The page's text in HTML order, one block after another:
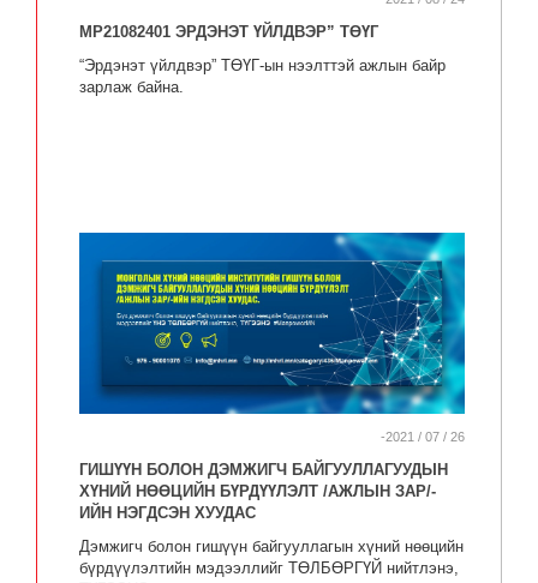
MP21082401 ЭРДЭНЭТ ҮЙЛДВЭР” ТӨҮГ
“Эрдэнэт үйлдвэр” ТӨҮГ-ын нээлттэй ажлын байр
зарлаж байна.
-2021 / 07 / 26
ГИШҮҮН БОЛОН ДЭМЖИГЧ БАЙГУУЛЛАГУУДЫН
ХҮНИЙ НӨӨЦИЙН БҮРДҮҮЛЭЛТ /АЖЛЫН ЗАР/-
ИЙН НЭГДСЭН ХУУДАС
Дэмжигч болон гишүүн байгууллагын хүний нөөцийн
бүрдүүлэлтийн мэдээллийг ТӨЛБӨРГҮЙ нийтлэнэ,